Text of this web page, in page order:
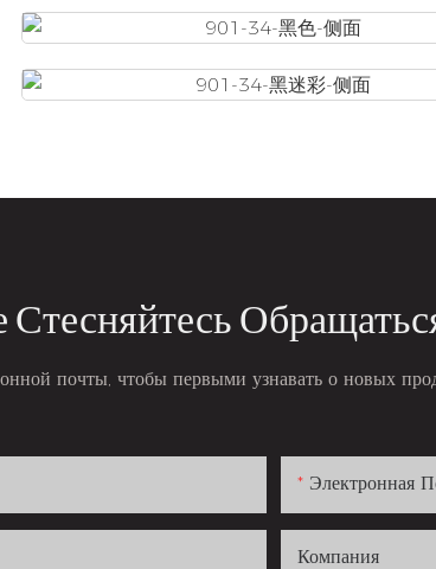
Стесняйтесь
почты, чтобы первыми узнавать о новых
Электронная
Компания